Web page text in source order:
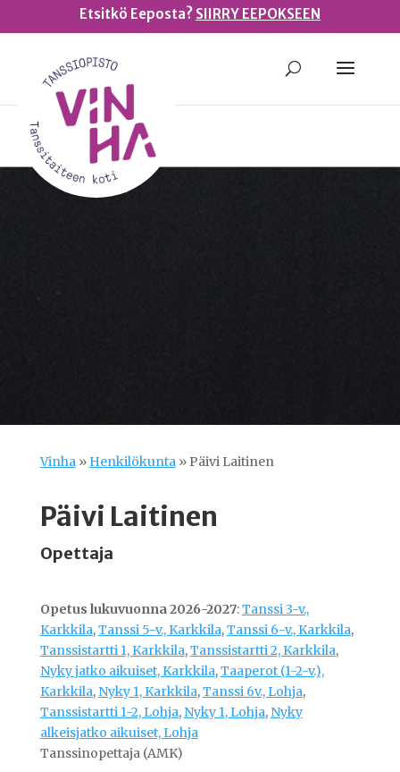
Etsitkö Eeposta? SIIRRY EEPOKSEEN
Vinha» Henkilökunta» Päivi Laitinen
Päivi Laitinen
Opettaja
Opetus lukuvuonna 2026-2027:Tanssi 3-v.,
Karkkila,Tanssi 5-v., Karkkila,Tanssi 6-v., Karkkila,
Tanssistartti 1, Karkkila,Tanssistartti 2, Karkkila,
Nyky jatko aikuiset, Karkkila,Taaperot (1-2-v.),
Karkkila, Nyky 1, Karkkila,Tanssi 6v., Lohja,
Tanssistartti 1-2, Lohja, Nyky 1, Lohja, Nyky
alkeisjatko aikuiset, Lohja
Tanssinopettaja (AMK)